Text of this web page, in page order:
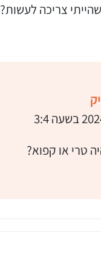
צריכה לעשות?
טרי או קפוא?